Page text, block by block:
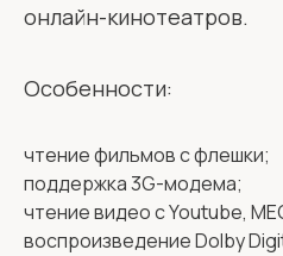
онлайн-кинотеатров.
Особенности:
чтение фильмов с флешки;
поддержка 3G-модема;
чтение видео с Youtube,
воспроизведение Dolby